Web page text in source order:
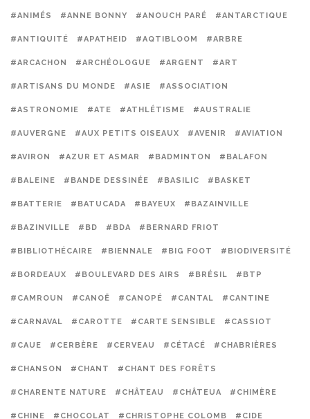
#ANIMÉS #ANNE BONNY #ANOUCH PARÉ #ANTARCTIQUE
#ANTIQUITÉ #APATHEID #AQTIBLOOM #ARBRE
#ARCACHON #ARCHÉOLOGUE #ARGENT #ART
#ARTISANS DU MONDE #ASIE #ASSOCIATION
#ASTRONOMIE #ATE #ATHLÉTISME #AUSTRALIE
#AUVERGNE #AUX PETITS OISEAUX #AVENIR #AVIATION
#AVIRON #AZUR ET ASMAR #BADMINTON #BALAFON
#BALEINE #BANDE DESSINÉE #BASILIC #BASKET
#BATTERIE #BATUCADA #BAYEUX #BAZAINVILLE
#BAZINVILLE #BD #BDA #BERNARD FRIOT
#BIBLIOTHÉCAIRE #BIENNALE #BIG FOOT #BIODIVERSITÉ
#BORDEAUX #BOULEVARD DES AIRS #BRÉSIL #BTP
#CAMROUN #CANOË #CANOPÉ #CANTAL #CANTINE
#CARNAVAL #CAROTTE #CARTE SENSIBLE #CASSIOT
#CAUE #CERBÈRE #CERVEAU #CÉTACÉ #CHABRIÈRES
#CHANSON #CHANT #CHANT DES FORÊTS
#CHARENTE NATURE #CHÂTEAU #CHÂTEUA #CHIMÈRE
#CHINE #CHOCOLAT #CHRISTOPHE COLOMB #CIDE